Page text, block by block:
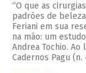
“O que as
padrões de
Feriani em sua
na mão: um
Andrea Tochio.
Cadernos Pagu (n.